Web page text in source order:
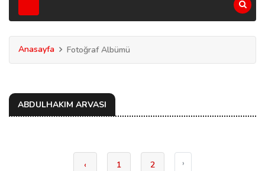
Anasayfa Fotoğraf Albümü
ABDULHAKIM ARVASI
‹ 1 2 ›